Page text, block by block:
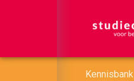
Kennisbank